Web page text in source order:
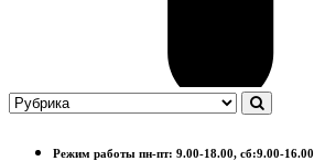
Режим работы пн-пт: 9.00-18.00, сб:9.00-16.00